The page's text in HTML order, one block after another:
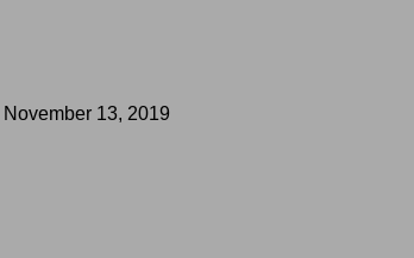
November 13, 2019